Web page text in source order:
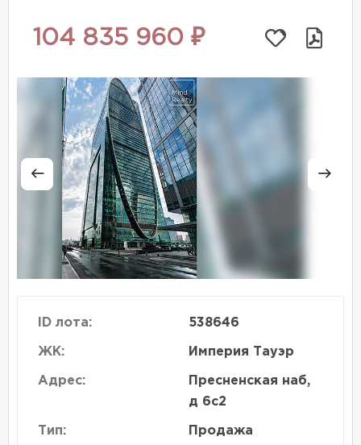
104 835 960 ₽
ID лота: 538646
ЖК: Империя Тауэр
Адрес:
Пресненская наб,
д 6с2
Тип: Продажа